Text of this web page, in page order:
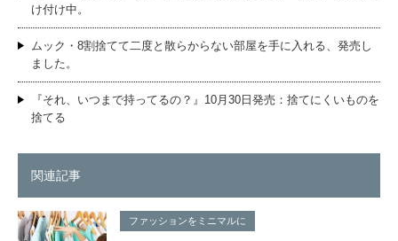
け付け中。
ムック・8割捨てて二度と散らからない部屋を手に入れる、発売し
ました。
『それ、いつまで持ってるの？』10月30日発売：捨てにくいものを
捨てる
関連記事
ファッションをミニマルに